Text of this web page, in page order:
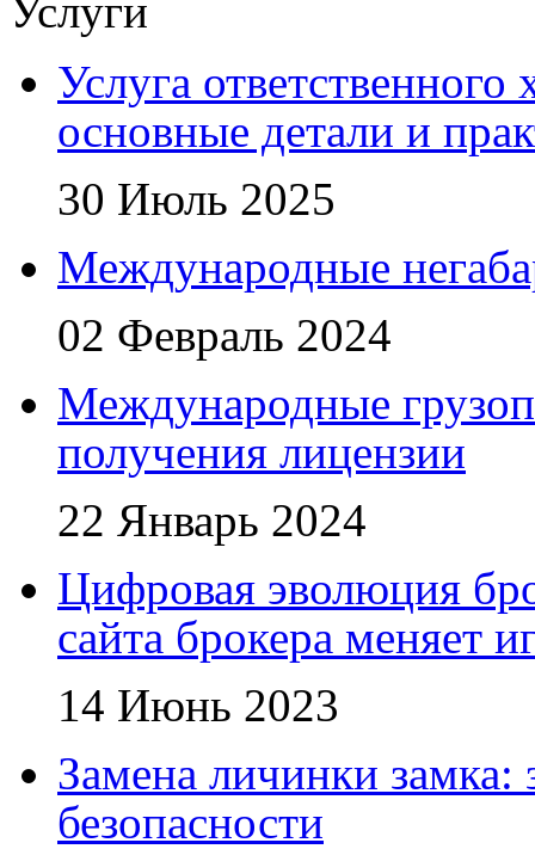
Услуги
Услуга
основные детали и
30 Июль 2025
Международные
02 Февраль 2024
Международные
получения лицензии
22 Январь 2024
Цифровая эволюция
сайта брокера меняет
14 Июнь 2023
Замена личинки замка:
безопасности